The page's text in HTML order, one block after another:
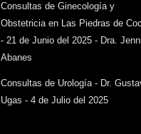
Consultas de Ginecología y
Obstetricia en Las Piedras de
- 21 de Junio del 2025 - Dra.
Abanes
Consultas de Urología - Dr.
Ugas - 4 de Julio del 2025